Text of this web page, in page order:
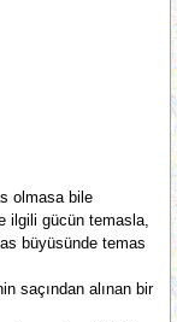
olmasa bile
ilgili gücün temasla,
büyüsünde temas
saçından alınan bir